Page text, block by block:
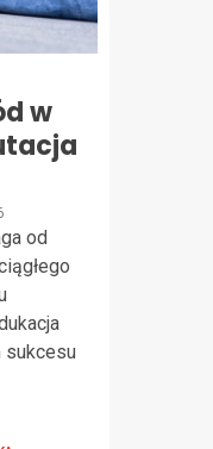
w
od
sukcesu